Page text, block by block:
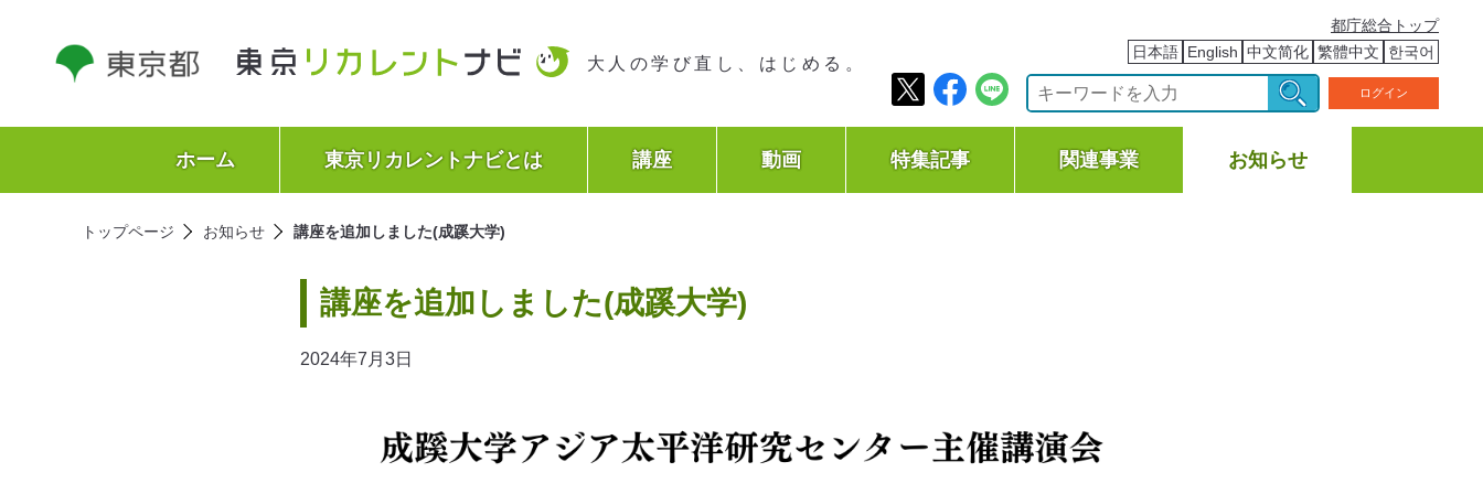
大人の学び直し、はじめる。
都庁総合トップ
日本語 English 中文简化 繁體中文 한국어
ログイン
ホーム 東京リカレントナビとは 講座 動画 特集記事 関連事業 お知らせ
トップページ お知らせ 講座を追加しました(成蹊大学)
講座を追加しました(成蹊大学)
2024年7月3日